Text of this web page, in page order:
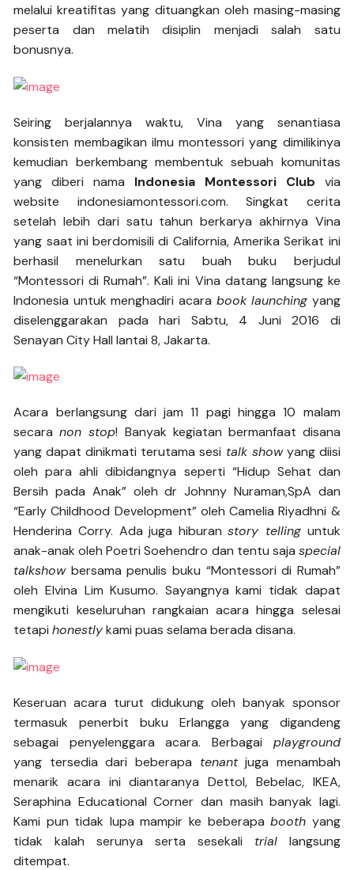
melalui kreatifitas yang dituangkan oleh masing-masing
peserta dan melatih disiplin menjadi salah satu
bonusnya.
Seiring berjalannya waktu, Vina yang senantiasa
konsisten membagikan ilmu montessori yang dimilikinya
kemudian berkembang membentuk sebuah komunitas
yang diberi nama Indonesia Montessori Club via
website indonesiamontessori.com. Singkat cerita
setelah lebih dari satu tahun berkarya akhirnya Vina
yang saat ini berdomisili di California, Amerika Serikat ini
berhasil menelurkan satu buah buku berjudul
“Montessori di Rumah”. Kali ini Vina datang langsung ke
Indonesia untuk menghadiri acara book launching yang
diselenggarakan pada hari Sabtu, 4 Juni 2016 di
Senayan City Hall lantai 8, Jakarta.
Acara berlangsung dari jam 11 pagi hingga 10 malam
secaranon stop! Banyak kegiatan bermanfaat disana
yang dapat dinikmati terutama sesi talk showyang diisi
oleh para ahli dibidangnya seperti “Hidup Sehat dan
Bersih pada Anak” oleh dr Johnny Nuraman,SpA dan
“Early Childhood Development” oleh Camelia Riyadhni &
Henderina Corry. Ada juga hiburanstory telling untuk
anak-anak oleh Poetri Soehendro dan tentu saja special
talkshowbersama penulis buku “Montessori di Rumah”
oleh Elvina Lim Kusumo. Sayangnya kami tidak dapat
mengikuti keseluruhan rangkaian acara hingga selesai
tetapihonestlykami puas selama berada disana.
Keseruan acara turut didukung oleh banyak sponsor
termasuk penerbit buku Erlangga yang digandeng
sebagai penyelenggara acara. Berbagai playground
yang tersedia dari beberapa tenantjuga menambah
menarik acara ini diantaranya Dettol, Bebelac, IKEA,
Seraphina Educational Corner dan masih banyak lagi.
Kami pun tidak lupa mampir ke beberapabooth yang
tidak kalah serunya serta sesekali triallangsung
ditempat.